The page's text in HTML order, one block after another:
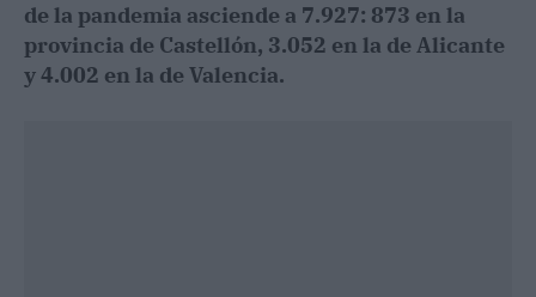
de la pandemia asciende a 7.927: 873 en la
provincia de Castellón, 3.052 en la de Alicante
y 4.002 en la de Valencia.